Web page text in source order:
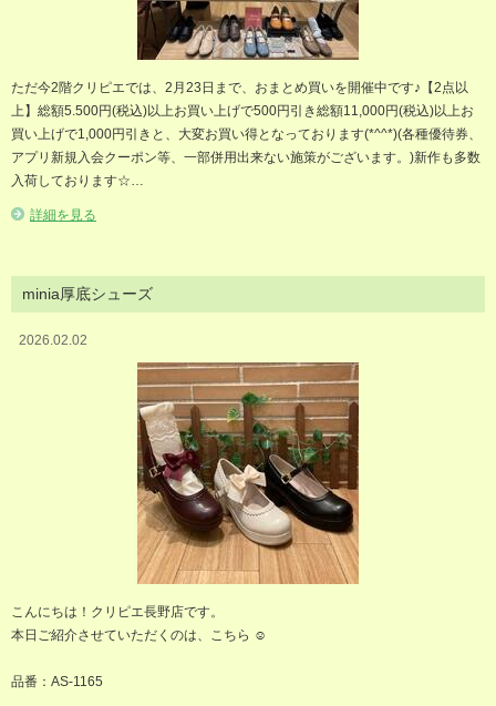
ただ今2階クリピエでは、2月23日まで、おまとめ買いを開催中です♪【2点以
上】総額5.500円(税込)以上お買い上げで500円引き総額11,000円(税込)以上お
買い上げで1,000円引きと、大変お買い得となっております(*^^*)(各種優待券、
アプリ新規入会クーポン等、一部併用出来ない施策がございます。)新作も多数
入荷しております☆…
詳細を見る
minia厚底シューズ
2026.02.02
こんにちは！クリピエ長野店です。
本日ご紹介させていただくのは、こちら‪︎ ‪︎☺︎
品番：AS-1165